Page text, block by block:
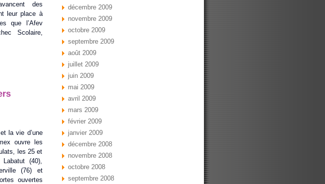
des
leur place à
que l’Afev
Scolaire,
la vie d’une
ouvre les
les 25 et
(40),
(76) et
ouvertes
décembre 2009
novembre 2009
octobre 2009
septembre 2009
août 2009
juillet 2009
juin 2009
mai 2009
avril 2009
mars 2009
février 2009
janvier 2009
décembre 2008
novembre 2008
octobre 2008
septembre 2008